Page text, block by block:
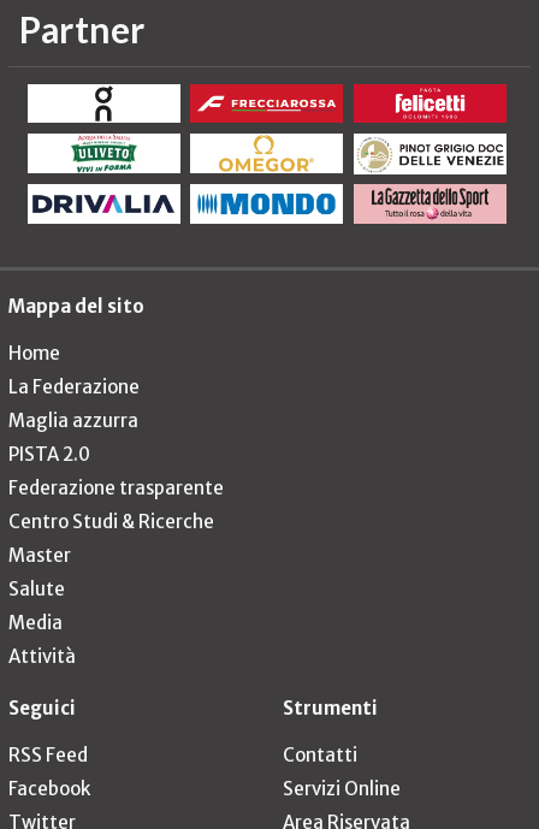
Partner
Mappa del sito
Home
La Federazione
Maglia azzurra
PISTA 2.0
Federazione trasparente
Centro Studi & Ricerche
Master
Salute
Media
Attività
Seguici
RSS Feed
Facebook
Twitter
Strumenti
Contatti
Servizi Online
Area Riservata